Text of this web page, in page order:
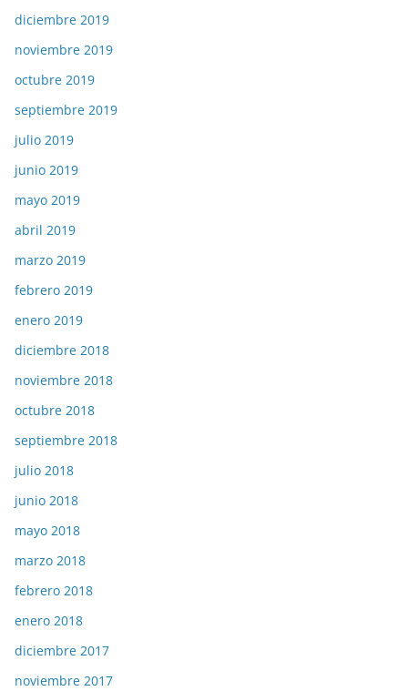
diciembre 2019
noviembre 2019
octubre 2019
septiembre 2019
julio 2019
junio 2019
mayo 2019
abril 2019
marzo 2019
febrero 2019
enero 2019
diciembre 2018
noviembre 2018
octubre 2018
septiembre 2018
julio 2018
junio 2018
mayo 2018
marzo 2018
febrero 2018
enero 2018
diciembre 2017
noviembre 2017